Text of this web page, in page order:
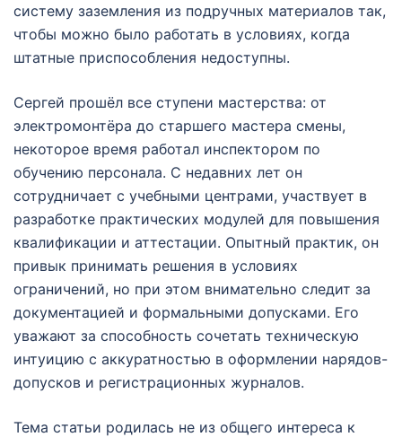
систему заземления из подручных материалов так,
чтобы можно было работать в условиях, когда
штатные приспособления недоступны.
Сергей прошёл все ступени мастерства: от
электромонтёра до старшего мастера смены,
некоторое время работал инспектором по
обучению персонала. С недавних лет он
сотрудничает с учебными центрами, участвует в
разработке практических модулей для повышения
квалификации и аттестации. Опытный практик, он
привык принимать решения в условиях
ограничений, но при этом внимательно следит за
документацией и формальными допусками. Его
уважают за способность сочетать техническую
интуицию с аккуратностью в оформлении нарядов-
допусков и регистрационных журналов.
Тема статьи родилась не из общего интереса к